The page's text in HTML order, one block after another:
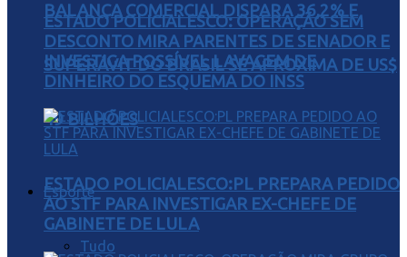
BALANÇA COMERCIAL DISPARA 36,2% E
SUPERÁVIT DO BRASIL SE APROXIMA DE US$
49 BILHÕES
Esporte
Tudo
ESTADO POLICIALESCO: OPERAÇÃO SEM
DESCONTO MIRA PARENTES DE SENADOR E
INVESTIGA POSSÍVEL LAVAGEM DE
DINHEIRO DO ESQUEMA DO INSS
ESTADO POLICIALESCO:PL PREPARA PEDIDO
AO STF PARA INVESTIGAR EX-CHEFE DE
GABINETE DE LULA